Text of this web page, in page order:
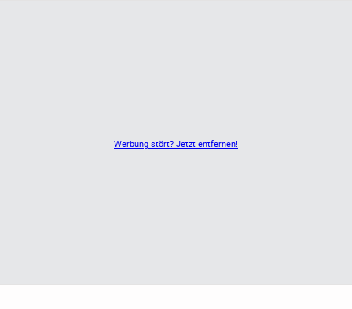
Werbung stört? Jetzt entfernen!